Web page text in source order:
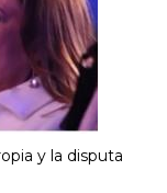
y la disputa